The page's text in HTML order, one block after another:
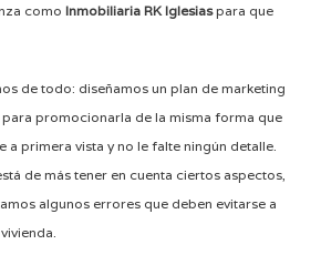
como Inmobiliaria RK Iglesiaspara que
de todo: diseñamos un plan de marketing
promocionarla de la misma forma que
a primera vista y no le falte ningún detalle.
de más tener en cuenta ciertos aspectos,
algunos errores que deben evitarse a